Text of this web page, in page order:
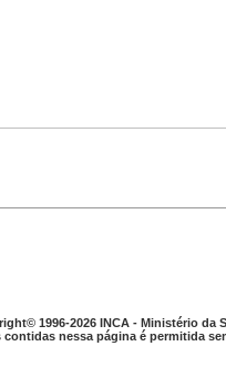
1996-2026 INCA - Ministério da
nessa página é permitida